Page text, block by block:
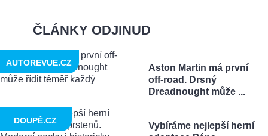
ČLÁNKY ODJINUD
Aston Martin má první
off-road. Drsný
Dreadnought může ...
AUTOREVUE.CZ
Vybíráme nejlepší herní
DOUPĚ.CZ